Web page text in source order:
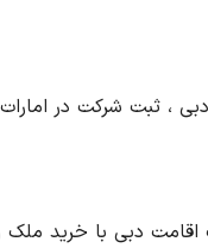
، ثبت شرکت در
اقامت دبی با خرید